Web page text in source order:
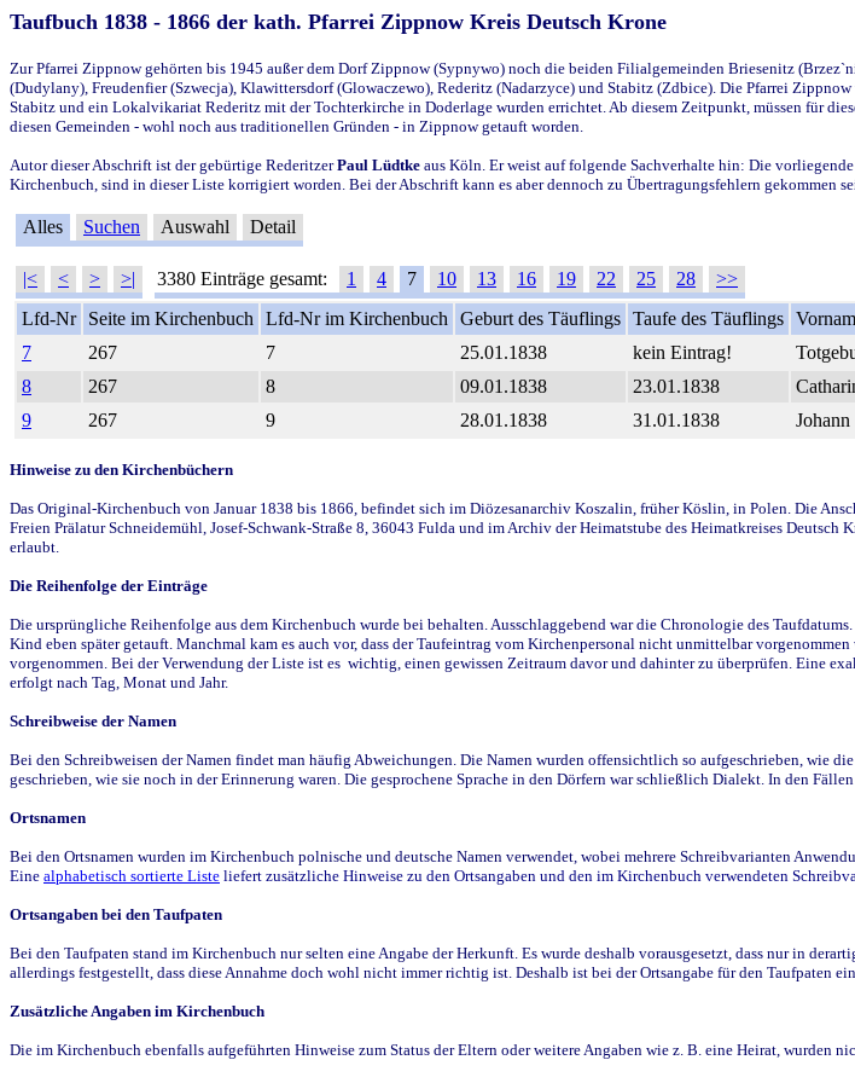
Taufbuch 1838 - 1866 der kath. Pfarrei Zippnow Kreis Deutsch Krone
Zur Pfarrei Zippnow gehörten bis 1945 außer dem Dorf Zippnow (Sypnywo) noch die beiden Filialgemeinden Briesenitz
(Dudylany), Freudenfier (Szwecja), Klawittersdorf (Glowaczewo), Rederitz (Nadarzyce) und Stabitz (Zdbice). Die Pfarrei
Stabitz und ein Lokalvikariat Rederitz mit der Tochterkirche in Doderlage wurden errichtet. Ab diesem Zeitpunkt, müssen für
diesen Gemeinden - wohl noch aus traditionellen Gründen - in Zippnow getauft worden.
Autor dieser Abschrift ist der gebürtige RederitzerPaul Lüdtke aus Köln. Er weist auf folgende Sachverhalte hin: Die
Kirchenbuch, sind in dieser Liste korrigiert worden. Bei der Abschrift kann es aber dennoch zu Übertragungsfehlern gekommen
Alles Suchen Auswahl Detail
|< < > >| 3380 Einträge gesamt: 1 4 7 10 13 16 19 22 25 28
>>
Lfd-Nr
Seite im Kirchenbuch Lfd-Nr im Kirchenbuch Geburt des Täuflings Taufe des Täuflings
7
267 7 25.01.1838 kein Eintrag!
8
267 8 09.01.1838 23.01.1838
9
267 9 28.01.1838 31.01.1838 Johann
Hinweise zu den Kirchenbüchern
Das Original-Kirchenbuch von Januar 1838 bis 1866, befindet sich im Diözesanarchiv Koszalin, früher Köslin, in Polen. Die
Freien Prälatur Schneidemühl, Josef-Schwank-Straße 8, 36043 Fulda und im Archiv der Heimatstube des Heimatkreises
erlaubt.
Die Reihenfolge der Einträge
Die ursprüngliche Reihenfolge aus dem Kirchenbuch wurde bei behalten. Ausschlaggebend war die Chronologie des
Kind eben später getauft. Manchmal kam es auch vor, dass der Taufeintrag vom Kirchenpersonal nicht unmittelbar
vorgenommen. Bei der Verwendung der Liste ist es wichtig, einen gewissen Zeitraum davor und dahinter zu überprüfen. Eine
erfolgt nach Tag, Monat und Jahr.
Schreibweise der Namen
Bei den Schreibweisen der Namen findet man häufig Abweichungen. Die Namen wurden offensichtlich so aufgeschrieben, wie
geschrieben, wie sie noch in der Erinnerung waren. Die gesprochene Sprache in den Dörfern war schließlich Dialekt. In den
Ortsnamen
Bei den Ortsnamen wurden im Kirchenbuch polnische und deutsche Namen verwendet, wobei mehrere Schreibvarianten
Eine alphabetisch sortierte Liste liefert zusätzliche Hinweise zu den Ortsangaben und den im Kirchenbuch verwendeten
Ortsangaben bei den Taufpaten
Bei den Taufpaten stand im Kirchenbuch nur selten eine Angabe der Herkunft. Es wurde deshalb vorausgesetzt, dass nur in
allerdings festgestellt, dass diese Annahme doch wohl nicht immer richtig ist. Deshalb ist bei der Ortsangabe für den Taufpaten
Zusätzliche Angaben im Kirchenbuch
Die im Kirchenbuch ebenfalls aufgeführten Hinweise zum Status der Eltern oder weitere Angaben wie z. B. eine Heirat, wurden